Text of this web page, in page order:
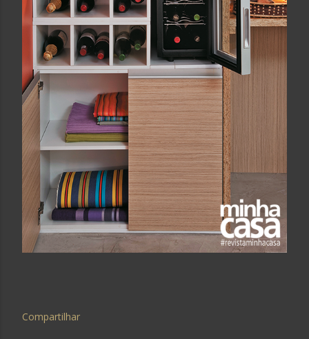
Compartilhar